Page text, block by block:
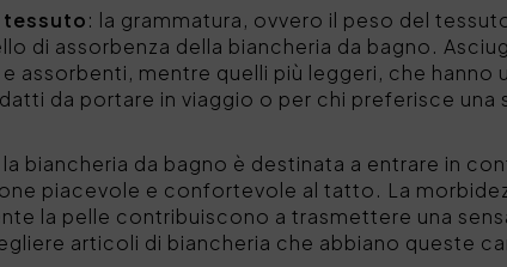
tessuto: la grammatura, ovvero il peso del
di assorbenza della biancheria da bagno.
assorbenti, mentre quelli più leggeri, che hanno
da portare in viaggio o per chi preferisce una
la biancheria da bagno è destinata a entrare in
piacevole e confortevole al tatto. La
la pelle contribuiscono a trasmettere una
articoli di biancheria che abbiano queste